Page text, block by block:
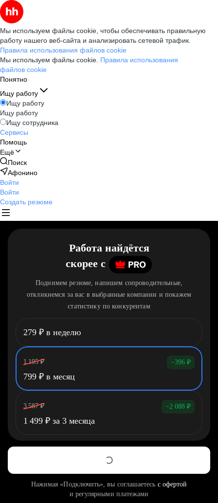
Мы используем файлы cookie, чтобы обеспечивать правильную
работу нашего веб-сайта и анализировать сетевой трафик.
Правила использования файлов cookie
Мы используем файлы cookie. Правила использования
файлов cookie
Понятно
Ищу работу
Ищу работу
Ищу работу
Ищу сотрудника
Сервисы
Помощь
Ещё
Поиск
Афонино
Войти
Войти
Создать резюме
Работа найдётся
скорее c
Поднимем резюме, напишем сопроводительные,
откликнемся за вас в выбранные компании и покажем
статистику по конкурентам
279 ₽ в неделю
1 195 ₽ −396 ₽
799 ₽ в месяц
3 587 ₽ −2 088 ₽
1 499 ₽ за 3 месяца
Нажимая «Подключить», вы соглашаетесь с офертой
и регулярными платежами